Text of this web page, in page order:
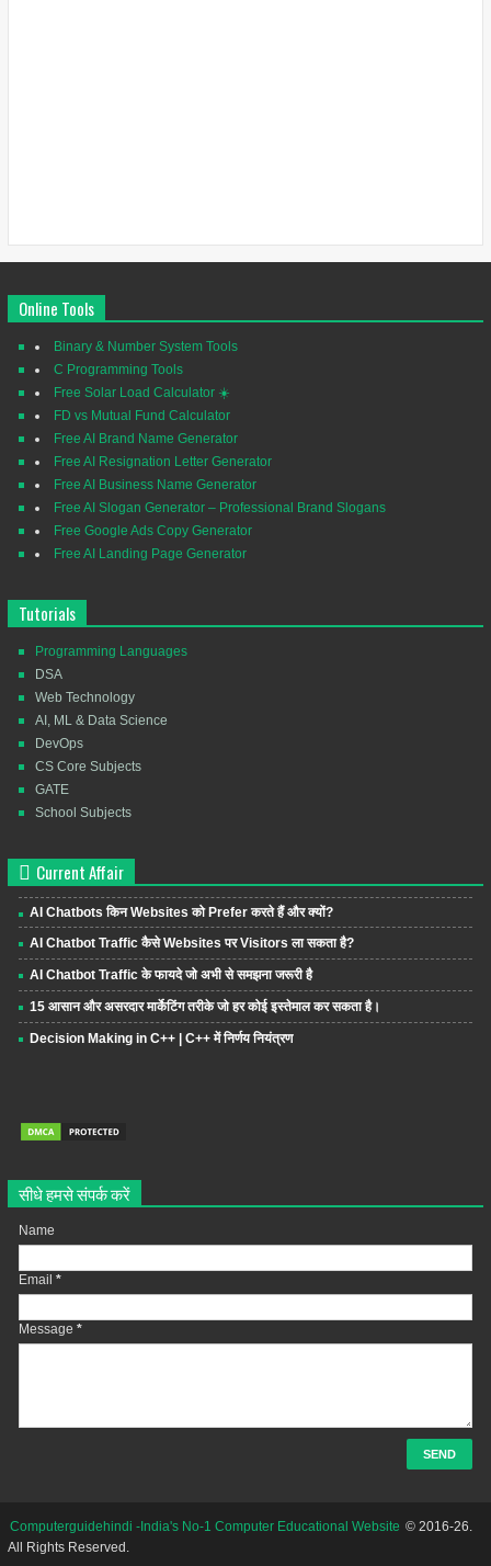
Online Tools
Binary & Number System Tools
C Programming Tools
Free Solar Load Calculator ☀️
FD vs Mutual Fund Calculator
Free AI Brand Name Generator
Free AI Resignation Letter Generator
Free AI Business Name Generator
Free AI Slogan Generator – Professional Brand Slogans
Free Google Ads Copy Generator
Free AI Landing Page Generator
Tutorials
Programming Languages
DSA
Web Technology
AI, ML & Data Science
DevOps
CS Core Subjects
GATE
School Subjects
Current Affair
AI Chatbots किन Websites को Prefer करते हैं और क्यों?
AI Chatbot Traffic कैसे Websites पर Visitors ला सकता है?
AI Chatbot Traffic के फायदे जो अभी से समझना जरूरी है
15 आसान और असरदार मार्केटिंग तरीके जो हर कोई इस्तेमाल कर सकता है।
Decision Making in C++ | C++ में निर्णय नियंत्रण
सीधे हमसे संपर्क करें
Name
Email *
Message *
Computerguidehindi -India's No-1 Computer Educational Website © 2016-26.
All Rights Reserved.